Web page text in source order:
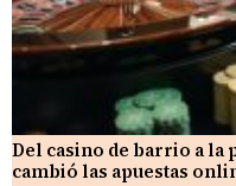
Del casino de barrio a la
cambió las apuestas